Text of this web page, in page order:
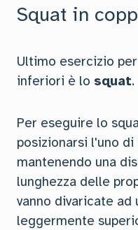
Squat in
Ultimo esercizio
inferiori è lo squat.
Per eseguire lo
posizionarsi l'uno
mantenendo una
lunghezza delle
vanno divaricate ad
leggermente